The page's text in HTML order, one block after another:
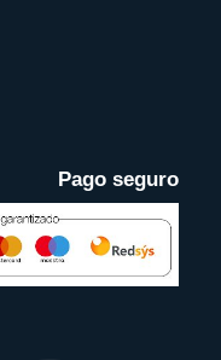
Pago seguro